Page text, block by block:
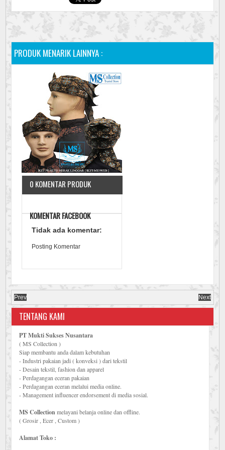
PRODUK MENARIK LAINNYA :
0 KOMENTAR PRODUK
KOMENTAR FACEBOOK
Tidak ada komentar:
Posting Komentar
Prev Next
TENTANG KAMI
PT Mukti Sukses Nusantara
( MS Collection )
Siap membantu anda dalam kebutuhan
- Industri pakaian jadi ( konveksi ) dari tekstil
- Desain tekstil, fashion dan apparel
- Perdagangan eceran pakaian
- Perdagangan eceran melalui media online.
- Management influencer endorsement di media sosial.
MS Collectionmelayani belanja online dan offline.
( Grosir , Ecer , Custom )
Alamat Toko :